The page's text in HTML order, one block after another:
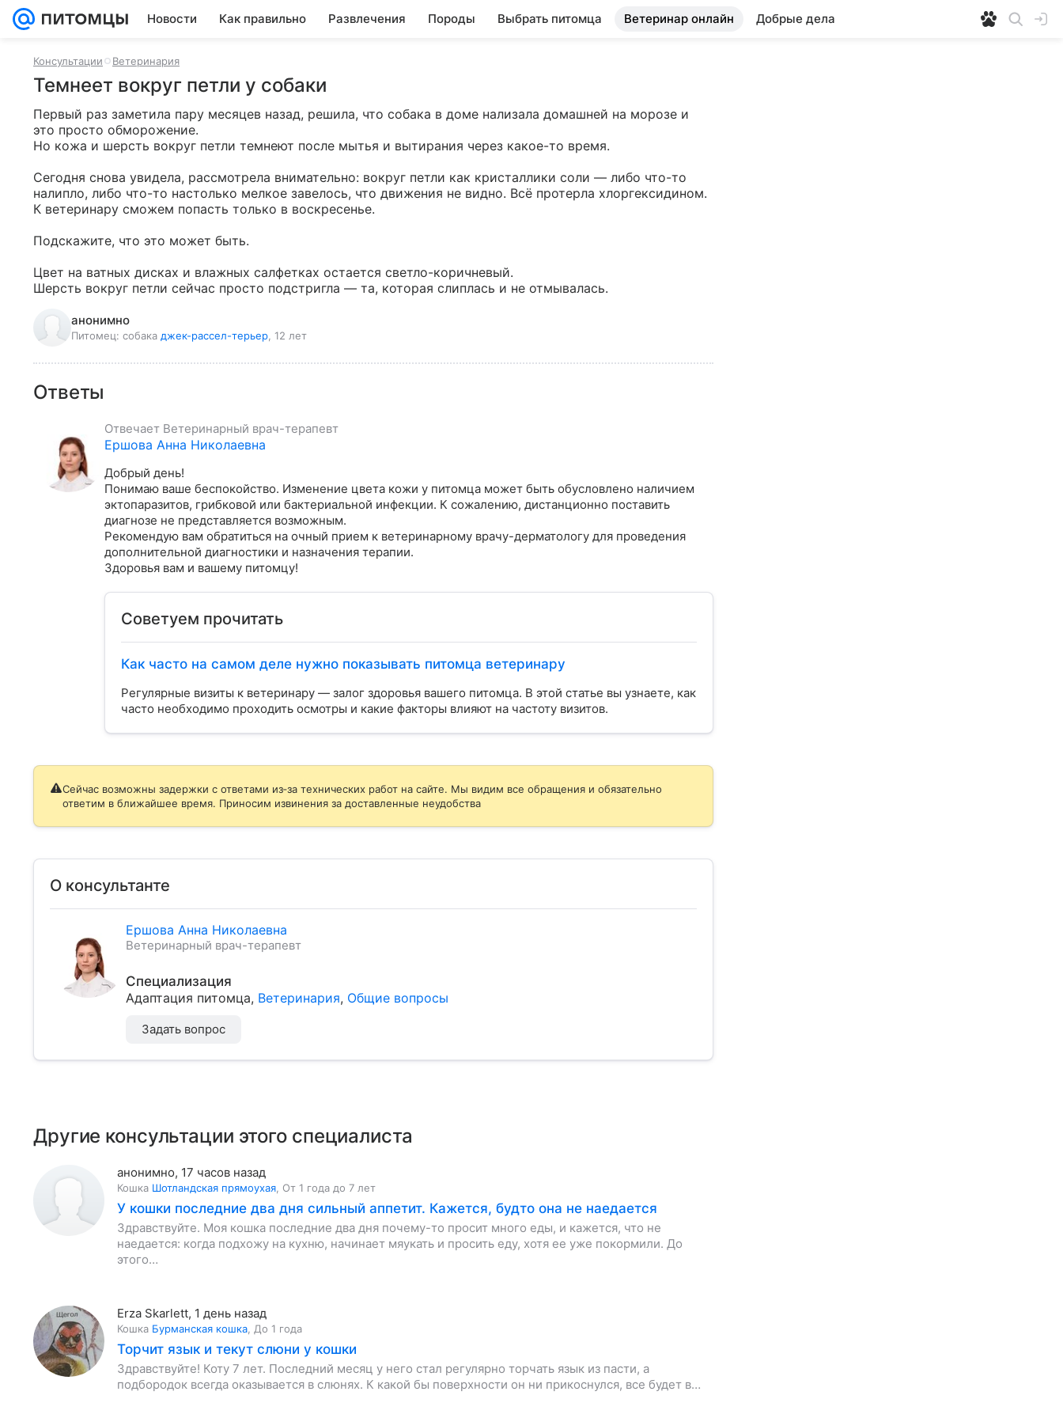
Новости Как правильно Развлечения Породы Выбрать питомца Ветеринар онлайн Добрые дела
Консультации Ветеринария
Темнеет вокруг петли у собаки
Первый раз заметила пару месяцев назад, решила, что собака в доме нализала домашней на морозе и
это просто обморожение.
Но кожа и шерсть вокруг петли темнеют после мытья и вытирания через какое-то время.
Сегодня снова увидела, рассмотрела внимательно: вокруг петли как кристаллики соли — либо что-то
налипло, либо что-то настолько мелкое завелось, что движения не видно. Всё протерла хлоргексидином.
К ветеринару сможем попасть только в воскресенье.
Подскажите, что это может быть.
Цвет на ватных дисках и влажных салфетках остается светло-коричневый.
Шерсть вокруг петли сейчас просто подстригла — та, которая слиплась и не отмывалась.
анонимно
Питомец: собака джек-рассел-терьер , 12 лет
Ответы
Отвечает Ветеринарный врач-терапевт
Ершова Анна Николаевна
Добрый день!
Понимаю ваше беспокойство. Изменение цвета кожи у питомца может быть обусловлено наличием
эктопаразитов, грибковой или бактериальной инфекции. К сожалению, дистанционно поставить
диагнозе не представляется возможным.
Рекомендую вам обратиться на очный прием к ветеринарному врачу-дерматологу для проведения
дополнительной диагностики и назначения терапии.
Здоровья вам и вашему питомцу!
Советуем прочитать
Как часто на самом деле нужно показывать питомца ветеринару
Регулярные визиты к ветеринару — залог здоровья вашего питомца. В этой статье вы узнаете, как
часто необходимо проходить осмотры и какие факторы влияют на частоту визитов.
Сейчас возможны задержки с ответами из‑за технических работ на сайте. Мы видим все обращения и обязательно
ответим в ближайшее время. Приносим извинения за доставленные неудобства
О консультанте
Ершова Анна Николаевна
Ветеринарный врач-терапевт
Специализация
Адаптация питомца, Ветеринария, Общие вопросы
Задать вопрос
Другие консультации этого специалиста
анонимно, 17 часов назад
Кошка Шотландская прямоухая От 1 года до 7 лет
У кошки последние два дня сильный аппетит. Кажется, будто она не наедается
Здравствуйте. Моя кошка последние два дня почему-то просит много еды, и кажется, что не
наедается: когда подхожу на кухню, начинает мяукать и просить еду, хотя ее уже покормили. До
этого…
Erza Skarlett, 1 день назад
Кошка Бурманская кошка До 1 года
Торчит язык и текут слюни у кошки
Здравствуйте! Коту 7 лет. Последний месяц у него стал регулярно торчать язык из пасти, а
подбородок всегда оказывается в слюнях. К какой бы поверхности он ни прикоснулся, все будет в…